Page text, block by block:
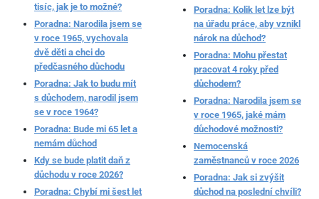
tisíc, jak je to možné?
Poradna: Narodila jsem se
v roce 1965, vychovala
dvě děti a chci do
předčasného důchodu
Poradna: Jak to budu mít
s důchodem, narodil jsem
se v roce 1964?
Poradna: Bude mi 65 let a
nemám důchod
Kdy se bude platit daň z
důchodu v roce 2026?
Poradna: Chybí mi šest let
Poradna: Kolik let lze být
na úřadu práce, aby vznikl
nárok na důchod?
Poradna: Mohu přestat
pracovat 4 roky před
důchodem?
Poradna: Narodila jsem se
v roce 1965, jaké mám
důchodové možnosti?
Nemocenská
zaměstnanců v roce 2026
Poradna: Jak si zvýšit
důchod na poslední chvíli?